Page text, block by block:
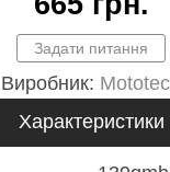
Виробник:
Характеристики